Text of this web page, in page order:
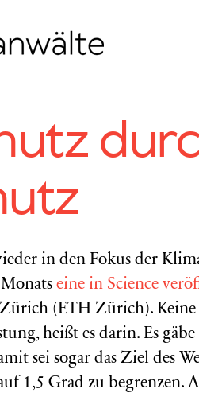
in den Fokus der
eine in Science
(ETH Zürich).
heißt es darin. Es
sei sogar das Ziel des
1,5 Grad zu begrenzen.